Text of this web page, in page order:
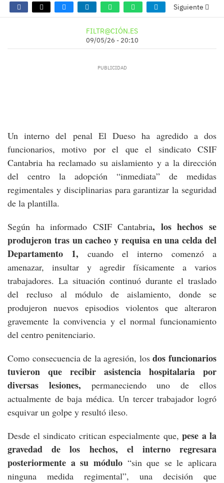
Siguiente
FILTR@CIÓN.ES
09/05/26 - 20:10
Un interno del penal El Dueso ha agredido a dos
funcionarios, motivo por el que el sindicato CSIF
Cantabria ha reclamado su aislamiento y a la dirección
del centro la adopción “inmediata” de medidas
regimentales y disciplinarias para garantizar la seguridad
de la plantilla.
Según ha informado CSIF Cantabria, los hechos se
produjeron tras un cacheo y requisa en una celda del
Departamento 1, cuando el interno comenzó a
amenazar, insultar y agredir físicamente a varios
trabajadores. La situación continuó durante el traslado
del recluso al módulo de aislamiento, donde se
produjeron nuevos episodios violentos que alteraron
gravemente la convivencia y el normal funcionamiento
del centro penitenciario.
Como consecuencia de la agresión, losdos funcionarios
tuvieron que recibir asistencia hospitalaria por
diversas lesiones, permaneciendo uno de ellos
actualmente de baja médica. Un tercer trabajador logró
esquivar un golpe y resultó ileso.
Desde el sindicato critican especialmente que, pese a la
gravedad de los hechos, el interno regresara
posteriormente a su módulo“sin que se le aplicara
ninguna medida regimental”, una decisión que